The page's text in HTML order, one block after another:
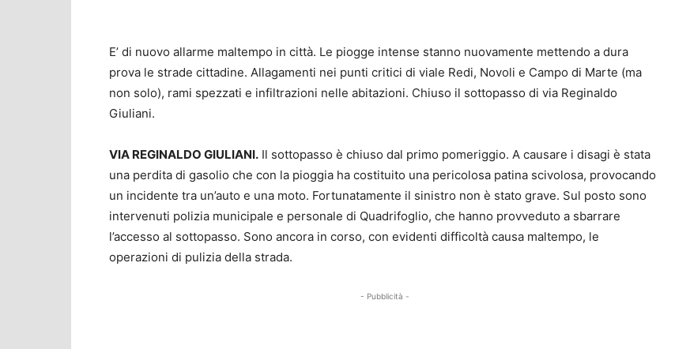
E’ di nuovo allarme maltempo in città. Le piogge intense stanno nuovamente mettendo a dura
prova le strade cittadine. Allagamenti nei punti critici di viale Redi, Novoli e Campo di Marte (ma
non solo), rami spezzati e infiltrazioni nelle abitazioni. Chiuso il sottopasso di via Reginaldo
Giuliani.
VIA REGINALDO GIULIANI. Il sottopasso è chiuso dal primo pomeriggio. A causare i disagi è stata
una perdita di gasolio che con la pioggia ha costituito una pericolosa patina scivolosa, provocando
un incidente tra un’auto e una moto. Fortunatamente il sinistro non è stato grave. Sul posto sono
intervenuti polizia municipale e personale di Quadrifoglio, che hanno provveduto a sbarrare
l’accesso al sottopasso. Sono ancora in corso, con evidenti difficoltà causa maltempo, le
operazioni di pulizia della strada.
- Pubblicità -